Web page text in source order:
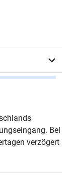
Bei
verzögert